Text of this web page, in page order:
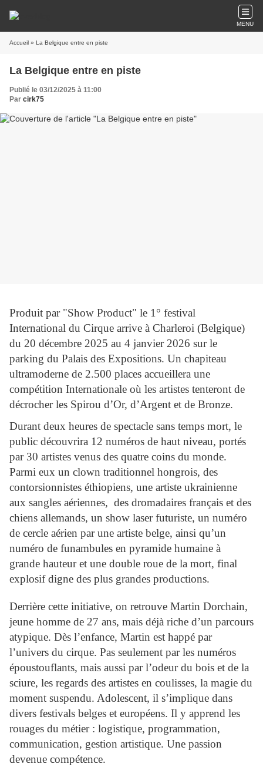
MENU
Accueil » La Belgique entre en piste
La Belgique entre en piste
Publié le 03/12/2025 à 11:00
Par cirk75
Produit par "Show Product" le 1° festival
International du Cirque arrive à Charleroi (Belgique)
du 20 décembre 2025 au 4 janvier 2026 sur le
parking du Palais des Expositions. Un chapiteau
ultramoderne de 2.500 places accueillera une
compétition Internationale où les artistes tenteront de
décrocher les Spirou d’Or, d’Argent et de Bronze.
Durant deux heures de spectacle sans temps mort, le
public découvrira 12 numéros de haut niveau, portés
par 30 artistes venus des quatre coins du monde.
Parmi eux un clown traditionnel hongrois, des
contorsionnistes éthiopiens, une artiste ukrainienne
aux sangles aériennes, des dromadaires français et des
chiens allemands, un show laser futuriste, un numéro
de cercle aérien par une artiste belge, ainsi qu’un
numéro de funambules en pyramide humaine à
grande hauteur et une double roue de la mort, final
explosif digne des plus grandes productions.
Derrière cette initiative, on retrouve Martin Dorchain,
jeune homme de 27 ans, mais déjà riche d’un parcours
atypique. Dès l’enfance, Martin est happé par
l’univers du cirque. Pas seulement par les numéros
époustouflants, mais aussi par l’odeur du bois et de la
sciure, les regards des artistes en coulisses, la magie du
moment suspendu. Adolescent, il s’implique dans
divers festivals belges et européens. Il y apprend les
rouages du métier : logistique, programmation,
communication, gestion artistique. Une passion
devenue compétence.